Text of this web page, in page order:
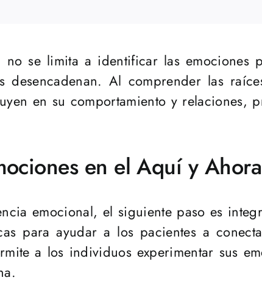
se limita a identificar las emociones
desencadenan. Al comprender las
en su comportamiento y relaciones,
en el Aquí y Ahora
emocional, el siguiente paso es
para ayudar a los pacientes a
a los individuos experimentar sus